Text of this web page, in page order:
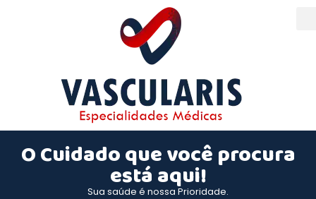
O Cuidado que você procura
está aqui!
Sua saúde é nossa Prioridade.